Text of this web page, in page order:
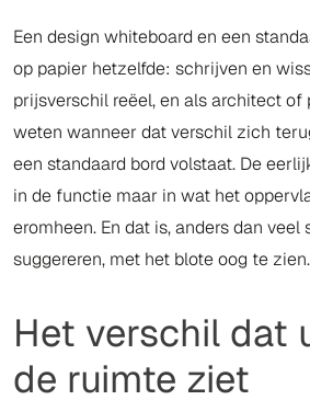
Een design whiteboard en een
op papier hetzelfde: schrijven en
prijsverschil reëel, en als architect
weten wanneer dat verschil zich
een standaard bord volstaat. De
in de functie maar in wat het
eromheen. En dat is, anders dan
suggereren, met het blote oog te zien.
Het verschil dat
de ruimte ziet